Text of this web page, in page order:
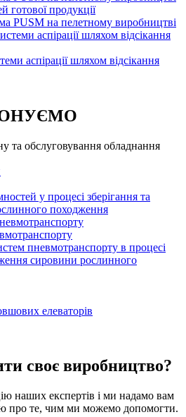
готової продукції
PUSM на пелетному виробництві
аспірації шляхом відсікання
та обслуговування обладнання
у процесі зберігання та
походження
пневмотранспорту в процесі
сировини рослинного
елеваторів
своє виробництво?
наших експертів і ми надамо вам
про те, чим ми можемо допомогти.